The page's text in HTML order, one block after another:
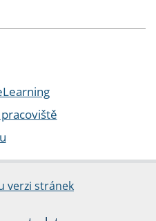
verzi stránek